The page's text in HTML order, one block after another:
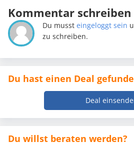
Kommentar schreiben
Du mussteingeloggt sein
zu schreiben.
Du hast einen Deal
Deal
Du willst beraten werden?